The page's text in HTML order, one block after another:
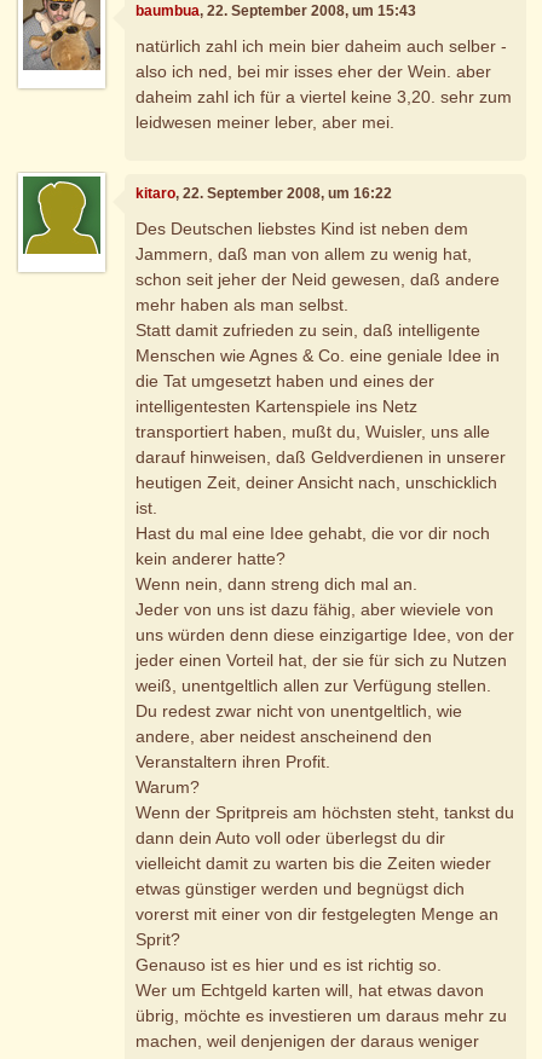
baumbua, 22. September 2008, um 15:43
natürlich zahl ich mein bier daheim auch selber -
also ich ned, bei mir isses eher der Wein. aber
daheim zahl ich für a viertel keine 3,20. sehr zum
leidwesen meiner leber, aber mei.
kitaro, 22. September 2008, um 16:22
Des Deutschen liebstes Kind ist neben dem
Jammern, daß man von allem zu wenig hat,
schon seit jeher der Neid gewesen, daß andere
mehr haben als man selbst.
Statt damit zufrieden zu sein, daß intelligente
Menschen wie Agnes & Co. eine geniale Idee in
die Tat umgesetzt haben und eines der
intelligentesten Kartenspiele ins Netz
transportiert haben, mußt du, Wuisler, uns alle
darauf hinweisen, daß Geldverdienen in unserer
heutigen Zeit, deiner Ansicht nach, unschicklich
ist.
Hast du mal eine Idee gehabt, die vor dir noch
kein anderer hatte?
Wenn nein, dann streng dich mal an.
Jeder von uns ist dazu fähig, aber wieviele von
uns würden denn diese einzigartige Idee, von der
jeder einen Vorteil hat, der sie für sich zu Nutzen
weiß, unentgeltlich allen zur Verfügung stellen.
Du redest zwar nicht von unentgeltlich, wie
andere, aber neidest anscheinend den
Veranstaltern ihren Profit.
Warum?
Wenn der Spritpreis am höchsten steht, tankst du
dann dein Auto voll oder überlegst du dir
vielleicht damit zu warten bis die Zeiten wieder
etwas günstiger werden und begnügst dich
vorerst mit einer von dir festgelegten Menge an
Sprit?
Genauso ist es hier und es ist richtig so.
Wer um Echtgeld karten will, hat etwas davon
übrig, möchte es investieren um daraus mehr zu
machen, weil denjenigen der daraus weniger